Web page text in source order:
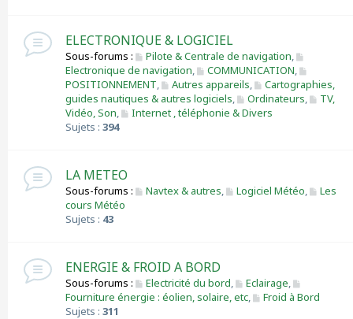
ELECTRONIQUE & LOGICIEL
Sous-forums : Pilote & Centrale de navigation,
Electronique de navigation, COMMUNICATION,
POSITIONNEMENT, Autres appareils,
Cartographies,
guides nautiques & autres logiciels, Ordinateurs,
TV,
Vidéo, Son,
Internet , téléphonie & Divers
Sujets : 394
LA METEO
Sous-forums : Navtex & autres, Logiciel Météo,
Les
cours Météo
Sujets : 43
ENERGIE & FROID A BORD
Sous-forums : Electricité du bord, Eclairage,
Fourniture énergie : éolien, solaire, etc,
Froid à Bord
Sujets : 311